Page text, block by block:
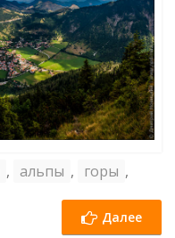
, альпы , горы ,
Далее